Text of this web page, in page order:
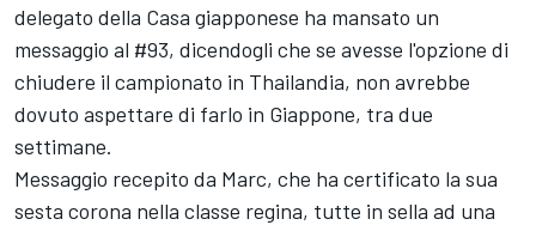
delegato della Casa giapponese ha mansato un
messaggio al #93, dicendogli che se avesse l'opzione di
chiudere il campionato in Thailandia, non avrebbe
dovuto aspettare di farlo in Giappone, tra due
settimane.
Messaggio recepito da Marc, che ha certificato la sua
sesta corona nella classe regina, tutte in sella ad una